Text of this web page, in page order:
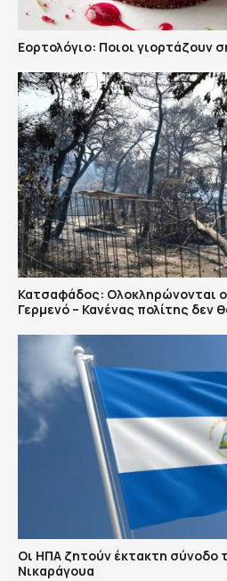
Εορτολόγιο: Ποιοι γιορτάζουν
Κατσαφάδος: Ολοκληρώνονται
Γερμενό – Κανένας πολίτης δεν
Οι ΗΠΑ ζητούν έκτακτη σύνοδο
Νικαράγουα